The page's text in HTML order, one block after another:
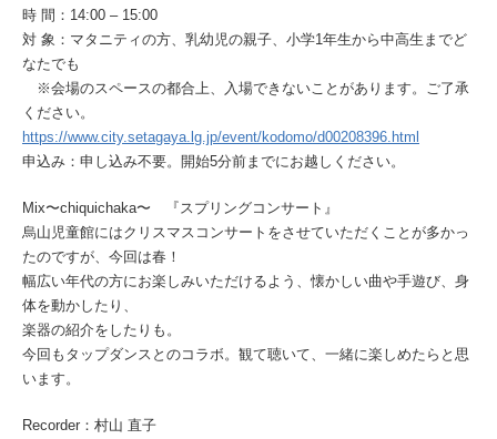
時 間：14:00 – 15:00
対 象：マタニティの方、乳幼児の親子、小学1年生から中高生までど
なたでも
※会場のスペースの都合上、入場できないことがあります。ご了承
ください。
https://www.city.setagaya.lg.jp/event/kodomo/d00208396.html
申込み：申し込み不要。開始5分前までにお越しください。
Mix〜chiquichaka〜 『スプリングコンサート』
烏山児童館にはクリスマスコンサートをさせていただくことが多かっ
たのですが、今回は春！
幅広い年代の方にお楽しみいただけるよう、懐かしい曲や手遊び、身
体を動かしたり、
楽器の紹介をしたりも。
今回もタップダンスとのコラボ。観て聴いて、一緒に楽しめたらと思
います。
Recorder：村山 直子